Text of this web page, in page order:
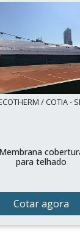
/ COTIA -
Membrana
para telhado
Cotar agora